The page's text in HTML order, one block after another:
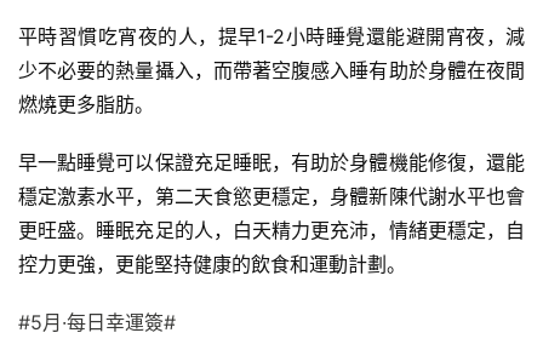
平時習慣吃宵夜的人，提早1-2小時睡覺還能避開宵夜，減
少不必要的熱量攝入，而帶著空腹感入睡有助於身體在夜間
燃燒更多脂肪。
早一點睡覺可以保證充足睡眠，有助於身體機能修復，還能
穩定激素水平，第二天食慾更穩定，身體新陳代謝水平也會
更旺盛。睡眠充足的人，白天精力更充沛，情緒更穩定，自
控力更強，更能堅持健康的飲食和運動計劃。
#5月·每日幸運簽#